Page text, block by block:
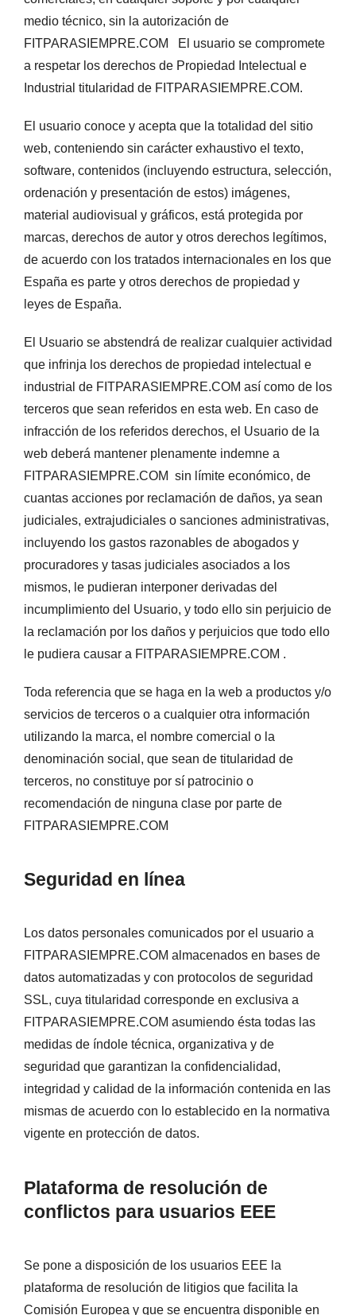
medio técnico, sin la autorización de
FITPARASIEMPRE.COM El usuario se compromete
a respetar los derechos de Propiedad Intelectual e
Industrial titularidad de FITPARASIEMPRE.COM.
El usuario conoce y acepta que la totalidad del sitio
web, conteniendo sin carácter exhaustivo el texto,
software, contenidos (incluyendo estructura, selección,
ordenación y presentación de estos) imágenes,
material audiovisual y gráficos, está protegida por
marcas, derechos de autor y otros derechos legítimos,
de acuerdo con los tratados internacionales en los que
España es parte y otros derechos de propiedad y
leyes de España.
El Usuario se abstendrá de realizar cualquier actividad
que infrinja los derechos de propiedad intelectual e
industrial de FITPARASIEMPRE.COM así como de los
terceros que sean referidos en esta web. En caso de
infracción de los referidos derechos, el Usuario de la
web deberá mantener plenamente indemne a
FITPARASIEMPRE.COM sin límite económico, de
cuantas acciones por reclamación de daños, ya sean
judiciales, extrajudiciales o sanciones administrativas,
incluyendo los gastos razonables de abogados y
procuradores y tasas judiciales asociados a los
mismos, le pudieran interponer derivadas del
incumplimiento del Usuario, y todo ello sin perjuicio de
la reclamación por los daños y perjuicios que todo ello
le pudiera causar a FITPARASIEMPRE.COM .
Toda referencia que se haga en la web a productos y/o
servicios de terceros o a cualquier otra información
utilizando la marca, el nombre comercial o la
denominación social, que sean de titularidad de
terceros, no constituye por sí patrocinio o
recomendación de ninguna clase por parte de
FITPARASIEMPRE.COM
Seguridad en línea
Los datos personales comunicados por el usuario a
FITPARASIEMPRE.COM almacenados en bases de
datos automatizadas y con protocolos de seguridad
SSL, cuya titularidad corresponde en exclusiva a
FITPARASIEMPRE.COM asumiendo ésta todas las
medidas de índole técnica, organizativa y de
seguridad que garantizan la confidencialidad,
integridad y calidad de la información contenida en las
mismas de acuerdo con lo establecido en la normativa
vigente en protección de datos.
Plataforma de resolución de
conflictos para usuarios EEE
Se pone a disposición de los usuarios EEE la
plataforma de resolución de litigios que facilita la
Comisión Europea y que se encuentra disponible en